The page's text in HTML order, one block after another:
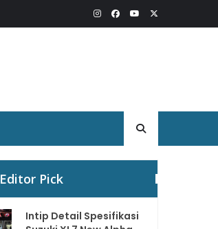
Editor Pick
Intip Detail Spesifikasi